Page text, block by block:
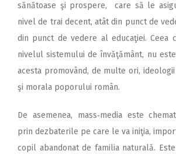
sănătoase şi prospere, care să le
nivel de trai decent, atât din punct de
din punct de vedere al educaţiei. Ceea
nivelul sistemului de învăţământ, nu
acesta promovând, de multe ori,
şi morala poporului român.
De asemenea, mass‑media este
prin dezbaterile pe care le va iniţia,
copil abandonat de familia naturală.